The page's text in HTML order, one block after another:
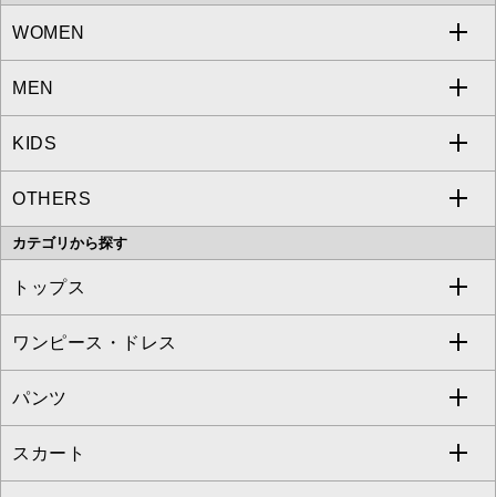
WOMEN
a.v.v
MICHEL KLEIN
MK MICHEL KLEIN
OFUON le MK
MEN
a.v.v
MICHEL KLEIN HOMME
MK MICHEL KLEIN HOMME
KIDS
a.v.v
OTHERS
MK MICHEL KLEIN BAG
カテゴリから探す
トップス
すべてのトップス
カットソー・Tシャツ
ブラウス・シャツ
ワンピース・ドレス
すべてのワンピース・ドレス
ワンピース
パンツ
すべてのパンツ
スカート